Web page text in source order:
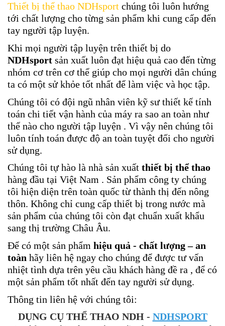
Thiết bị thể thao NDHsport chúng tôi luôn hướng
tới chất lượng cho từng sản phẩm khi cung cấp đến
tay người tập luyện.
Khi mọi người tập luyện trên thiết bị do
NDHsport sản xuất luôn đạt hiệu quả cao đến từng
nhóm cơ trên cơ thể giúp cho mọi người dân chúng
ta có một sử khỏe tốt nhất để làm việc và học tập.
Chúng tôi có đội ngũ nhân viên kỹ sư thiết kế tính
toán chi tiết vận hành của máy ra sao an toàn như
thế nào cho người tập luyện . Vì vậy nên chúng tôi
luôn tính toán được độ an toàn tuyệt đối cho người
sử dụng.
Chúng tôi tự hào là nhà sản xuất thiết bị thể thao
hàng đầu tại Việt Nam . Sản phẩm công ty chúng
tôi hiện diện trên toàn quốc từ thành thị đến nông
thôn. Không chỉ cung cấp thiết bị trong nước mà
sản phẩm của chúng tôi còn đạt chuẩn xuất khẩu
sang thị trường Châu Âu.
Để có một sản phẩm hiệu quả - chất lượng – an
toàn hãy liên hệ ngay cho chúng để được tư vấn
nhiệt tình dựa trên yêu cầu khách hàng đề ra , để có
một sản phẩm tốt nhất đến tay người sử dụng.
Thông tin liên hệ với chúng tôi:
DỤNG CỤ THỂ THAO NDH - NDHSPORT